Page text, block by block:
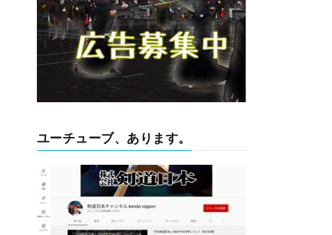
ユーチューブ、あります。